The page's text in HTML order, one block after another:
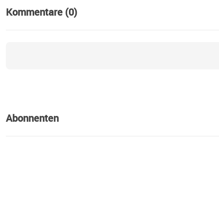
Kommentare (0)
Abonnenten